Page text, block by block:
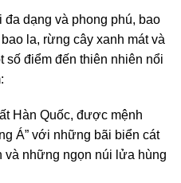
đa dạng và phong phú, bao
la, rừng cây xanh mát và
số điểm đến thiên nhiên nổi
Hàn Quốc, được mệnh
Á” với những bãi biển cát
và những ngọn núi lửa hùng